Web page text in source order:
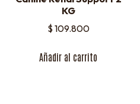
KG
$ 109.800
Añadir al carrito